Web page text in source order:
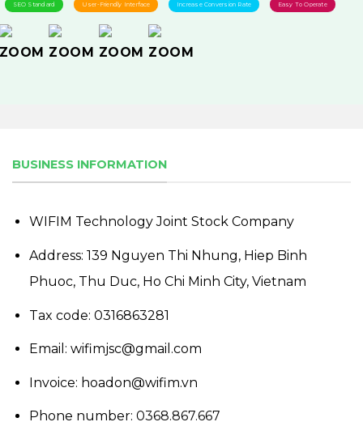
SEO Standard User-Friendly Interface Increase Conversion Rate Easy To Operate
BUSINESS INFORMATION
WIFIM Technology Joint Stock Company
Address: 139 Nguyen Thi Nhung, Hiep Binh
Phuoc, Thu Duc, Ho Chi Minh City, Vietnam
Tax code: 0316863281
Email: wifimjsc@gmail.com
Invoice: hoadon@wifim.vn
Phone number: 0368.867.667